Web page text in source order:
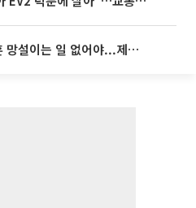
李대통령 “청년이 결혼 망설이는 일 없어야...제도상 불이익 조사”